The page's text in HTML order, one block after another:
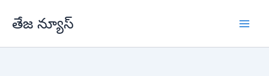
తేజ న్యూస్